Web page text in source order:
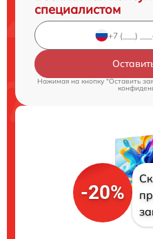
специалистом
Нажимая на кнопку "Оставить
-20%